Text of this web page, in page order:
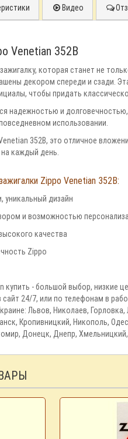
Видео
Venetian 352B
которая станет не
декором спереди и сзади.
чтобы придать
надежностью и
использовании.
352B, это отличное
каждый день.
Zippo Venetian 352B:
уникальный дизайн
и возможностью
качества
Zippo
купить - большой выбор, низкие
24/7, или по телефонам в
Львов, Николаев,
Кропивницкий, Никополь,
Донецк, Днепр,